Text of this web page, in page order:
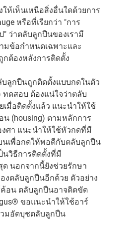
ให้เห็นเหนือสิ่งอื่นใดด้วยการ
หรือที่เรียกว่า "การ
ว่าตลับลูกปืนของเรามี
ข้อกำหนดเฉพาะและ
กต้องหลังการติดตั้ง
บลูกปืนถูกติดตั้งแบบกดในตัว
ทดสอบ ต้องแน่ใจว่าตลับ
เมื่อติดตั้งแล้ว แนะนำให้ใช้
น (housing) ตามหลักการ
งศา แนะนำให้ใช้หัวกดที่มี
นเพื่อกดให้พอดีกับตลับลูกปืน
นวิธีการติดตั้งที่มี
นอกจากนี้ยังช่วยรักษา
ตลับลูกปืนอีกด้วย ตัวอย่าง
อน ตลับลูกปืนอาจติดขัด
ขอแนะนำให้ใช้อาร์
วมอัดบุชตลับลูกปืน